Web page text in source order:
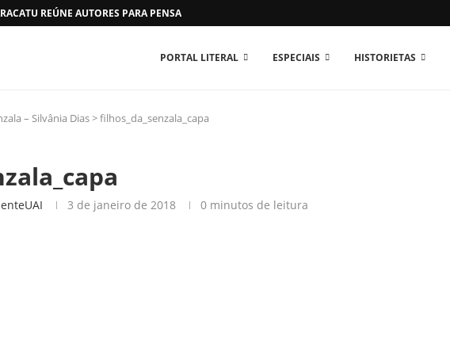
REÚNE AUTORES PARA PENSAR O MUNDO...
PORTAL LITERAL ESPECIAIS HISTORIETAS
– Silvânia Dias>filhos_da_senzala_capa
3 de janeiro de 2018 0 minutos de leitura